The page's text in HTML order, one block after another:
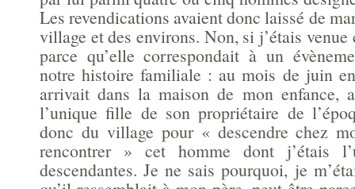
Les revendications avaient donc laissé de
village et des environs. Non, si j’étais venue
parce qu’elle correspondait à un
notre histoire familiale : au mois de juin
arrivait dans la maison de mon enfance,
l’unique fille de son propriétaire de
donc du village pour « descendre chez
rencontrer » cet homme dont j’étais
descendantes. Je ne sais pourquoi, je